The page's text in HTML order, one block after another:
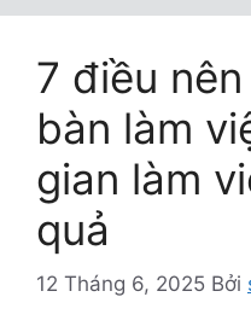
7 điều
bàn làm
gian làm
quả
12 Tháng 6, 2025 Bởi